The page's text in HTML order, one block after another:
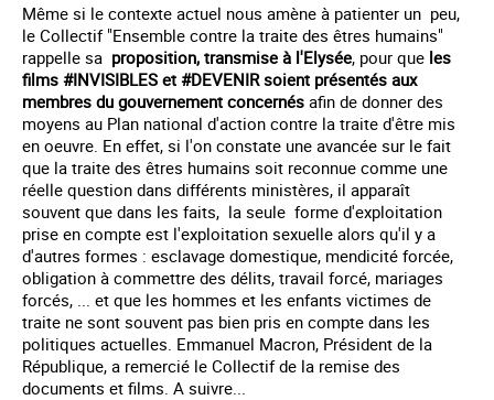
Même si le contexte actuel nous amène à patienter un peu,
le Collectif "Ensemble contre la traite des êtres humains"
rappelle sa proposition, transmise à l'Elysée, pour que les
films #INVISIBLES et #DEVENIR soient présentés aux
membres du gouvernement concernés afin de donner des
moyens au Plan national d'action contre la traite d'être mis
en oeuvre. En effet, si l'on constate une avancée sur le fait
que la traite des êtres humains soit reconnue comme une
réelle question dans différents ministères, il apparaît
souvent que dans les faits, la seule forme d'exploitation
prise en compte est l'exploitation sexuelle alors qu'il y a
d'autres formes : esclavage domestique, mendicité forcée,
obligation à commettre des délits, travail forcé, mariages
forcés, ... et que les hommes et les enfants victimes de
traite ne sont souvent pas bien pris en compte dans les
politiques actuelles. Emmanuel Macron, Président de la
République, a remercié le Collectif de la remise des
documents et films. A suivre...